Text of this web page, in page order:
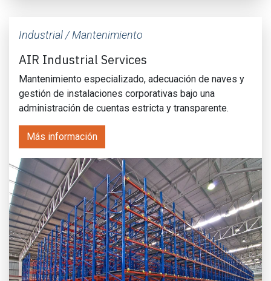
Industrial / Mantenimiento
AIR Industrial Services
Mantenimiento especializado, adecuación de naves y
gestión de instalaciones corporativas bajo una
administración de cuentas estricta y transparente.
Más información